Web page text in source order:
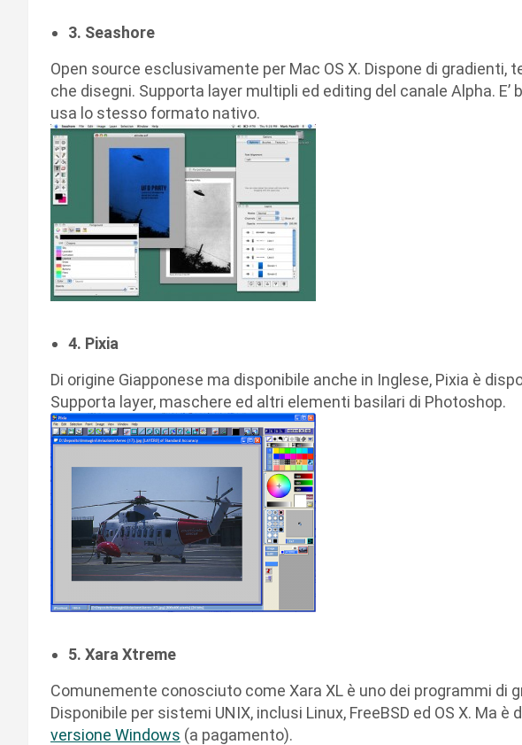
3. Seashore
Open source esclusivamente per Mac OS X. Dispone di gradienti,
che disegni. Supporta layer multipli ed editing del canale Alpha. E’
usa lo stesso formato nativo.
4. Pixia
Di origine Giapponese ma disponibile anche in Inglese, Pixia è
Supporta layer, maschere ed altri elementi basilari di Photoshop.
5. Xara Xtreme
Comunemente conosciuto come Xara XL è uno dei programmi di
Disponibile per sistemi UNIX, inclusi Linux, FreeBSD ed OS X. Ma è
versione Windows (a pagamento).